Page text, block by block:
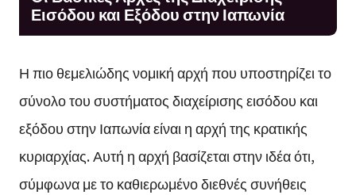
Εισόδου και Εξόδου στην Ιαπωνία
Η πιο θεμελιώδης νομική αρχή που υποστηρίζει το
σύνολο του συστήματος διαχείρισης εισόδου και
εξόδου στην Ιαπωνία είναι η αρχή της κρατικής
κυριαρχίας. Αυτή η αρχή βασίζεται στην ιδέα ότι,
σύμφωνα με το καθιερωμένο διεθνές συνήθεις